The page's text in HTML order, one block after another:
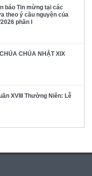
báo Tin mừng tại các
theo ý cầu nguyện của
phần I
CHÚA NHẬT XIX
XVIII Thường Niên: Lễ